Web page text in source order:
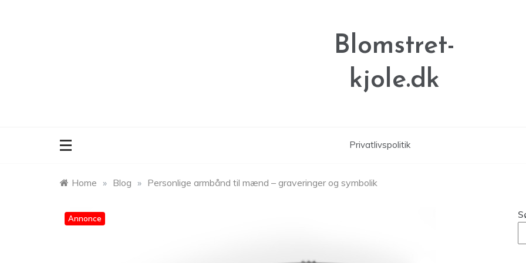
Blomstret-
kjole.dk
Privatlivspolitik
Home » Blog » Personlige armbånd til mænd – graveringer og symbolik
Annonce